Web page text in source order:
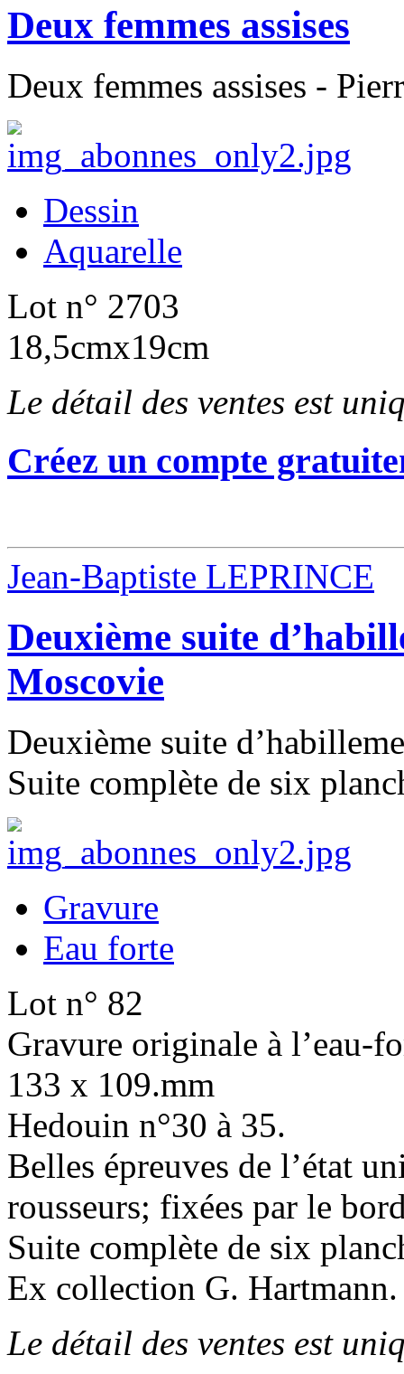
Deux femmes assises
Deux femmes assises -
Dessin
Aquarelle
Lot n° 2703
18,5cmx19cm
Le détail des ventes est
Créez un compte
Jean-Baptiste LEPRINCE
Deuxième suite
Moscovie
Deuxième suite
Suite complète de six
Gravure
Eau forte
Lot n° 82
Gravure originale à l’eau-
133 x 109.mm
Hedouin n°30 à 35.
Belles épreuves de l’état
rousseurs; fixées par le
Suite complète de six
Ex collection G. Hartmann.
Le détail des ventes est